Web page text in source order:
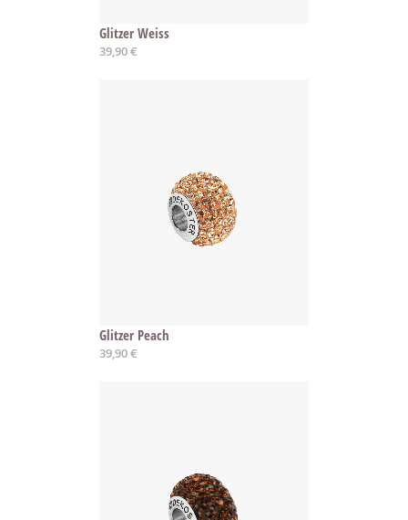
Glitzer Weiss
39,90 €
Glitzer Peach
39,90 €